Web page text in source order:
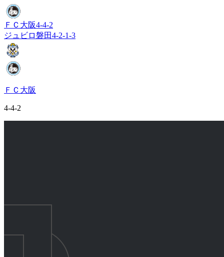
ＦＣ大阪4-4-2
ジュビロ磐田4-2-1-3
ＦＣ大阪
4-4-2